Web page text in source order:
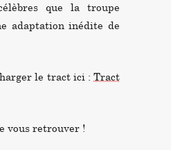
que la troupe
adaptation inédite de
le tract ici : Tract
vous retrouver !